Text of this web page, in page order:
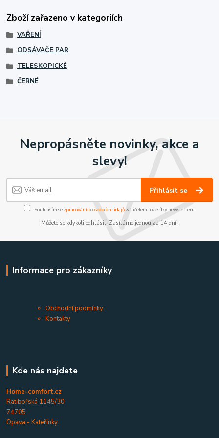
Zboží zařazeno v kategoriích
VAŘENÍ
ODSÁVAČE PAR
TELESKOPICKÉ
ČERNÉ
Nepropásněte novinky, akce a
slevy!
Přihlásit se
Souhlasím se zpracováním osobních údajůza účelem rozesílky newsletteru.
Můžete se kdykoli odhlásit. Zasíláme jednou za 14 dní.
Informace pro zákazníky
Obchodní podmínky
Kontakty
Kde nás najdete
Home-comfort.cz
Ratibořská 1145/30
74705
Opava - Kateřinky